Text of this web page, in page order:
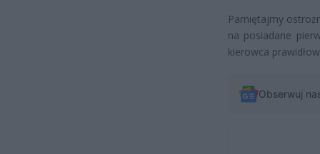
Pamiętajmy
na posiadane
kierowca
Obserwuj